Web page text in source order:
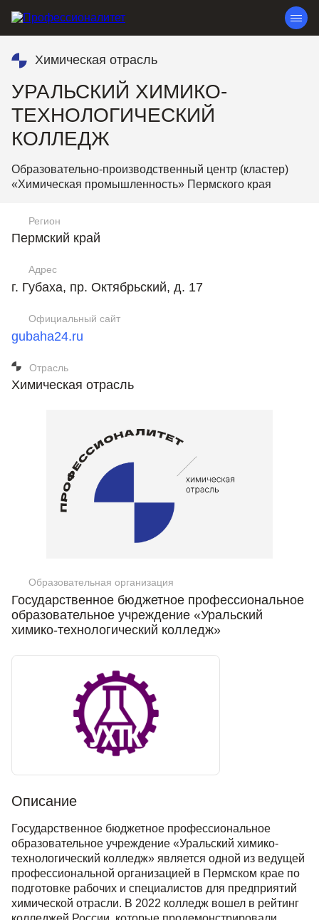
Химическая отрасль
УРАЛЬСКИЙ ХИМИКО-
ТЕХНОЛОГИЧЕСКИЙ
КОЛЛЕДЖ
Образовательно-производственный центр (кластер)
«Химическая промышленность» Пермского края
Регион
Пермский край
Адрес
г. Губаха, пр. Октябрьский, д. 17
Официальный сайт
gubaha24.ru
Отрасль
Химическая отрасль
Образовательная организация
Государственное бюджетное профессиональное
образовательное учреждение «Уральский
химико-технологический колледж»
Описание
Государственное бюджетное профессиональное
образовательное учреждение «Уральский химико-
технологический колледж» является одной из ведущей
профессиональной организацией в Пермском крае по
подготовке рабочих и специалистов для предприятий
химической отрасли. В 2022 колледж вошел в рейтинг